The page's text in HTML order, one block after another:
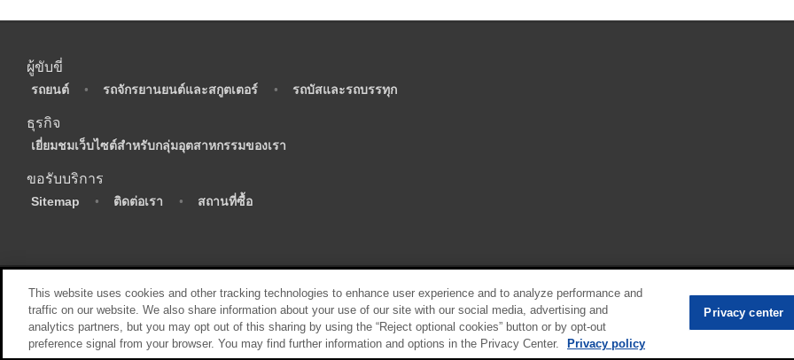
ผู้ขับขี่
รถยนต์ • รถจักรยานยนต์และสกูตเตอร์ • รถบัสและรถบรรทุก
ธุรกิจ
เยี่ยมชมเว็บไซต์สำหรับกลุ่มอุตสาหกรรมของเรา
ขอรับบริการ
Sitemap • ติดต่อเรา • สถานที่ซื้อ
• Privacy center (Do not sell or share my
This website uses cookies and other tracking technologies to enhance user experience and to analyze performance and
traffic on our website. We also share information about your use of our site with our social media, advertising and
analytics partners, but you may opt out of this sharing by using the “Reject optional cookies” button or by opt-out
preference signal from your browser. You may find further information and options in the Privacy Center.
Privacy policy
Privacy center